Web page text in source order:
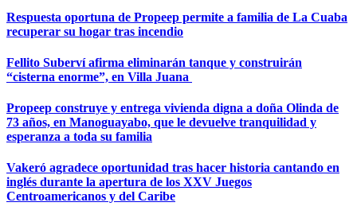
Respuesta oportuna de Propeep permite a familia de La Cuaba
recuperar su hogar tras incendio
Fellito Suberví afirma eliminarán tanque y construirán
“cisterna enorme”, en Villa Juana
Propeep construye y entrega vivienda digna a doña Olinda de
73 años, en Manoguayabo, que le devuelve tranquilidad y
esperanza a toda su familia
Vakeró agradece oportunidad tras hacer historia cantando en
inglés durante la apertura de los XXV Juegos
Centroamericanos y del Caribe